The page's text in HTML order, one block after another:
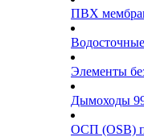
ПВХ
Элементы
Дымоходы
ОСП (OSB)